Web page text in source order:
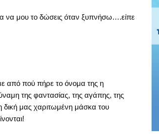
να μου το δώσεις όταν ξυπνήσω….είπε
από πού πήρε το όνομα της η
της φαντασίας, της αγάπης, της
δική μας χαριτωμένη μάσκα του